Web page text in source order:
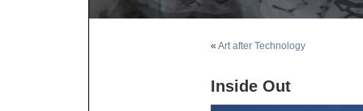
« Art after Technology
Inside Out